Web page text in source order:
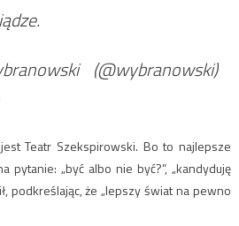
(@wybranowski)
Teatr Szekspirowski. Bo to najlepsze
pytanie: „być albo nie być?”, „kandyduję
podkreślając, że „lepszy świat na pewno